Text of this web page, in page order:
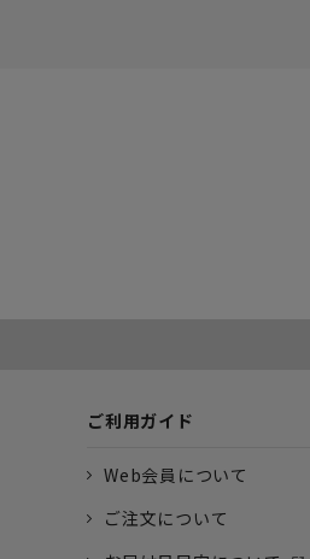
ご利用ガイド
Web会員について
ご注文について